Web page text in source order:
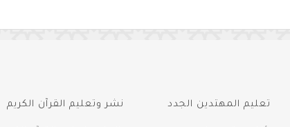
تعليم المهتدين الجدد نشر وتعليم القرآن الكريم